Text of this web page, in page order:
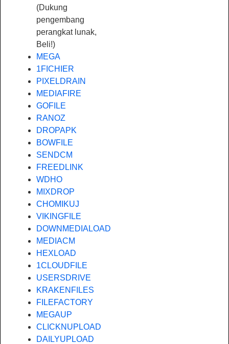
(Dukung
pengembang
perangkat lunak,
Beli!)
MEGA
1FICHIER
PIXELDRAIN
MEDIAFIRE
GOFILE
RANOZ
DROPAPK
BOWFILE
SENDCM
FREEDLINK
WDHO
MIXDROP
CHOMIKUJ
VIKINGFILE
DOWNMEDIALOAD
MEDIACM
HEXLOAD
1CLOUDFILE
USERSDRIVE
KRAKENFILES
FILEFACTORY
MEGAUP
CLICKNUPLOAD
DAILYUPLOAD